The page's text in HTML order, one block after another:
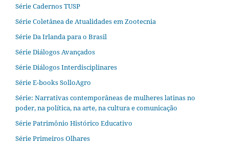
Série Cadernos TUSP
Série Coletânea de Atualidades em Zootecnia
Série Da Irlanda para o Brasil
Série Diálogos Avançados
Série Diálogos Interdisciplinares
Série E-books SolloAgro
Série: Narrativas contemporâneas de mulheres latinas no
poder, na política, na arte, na cultura e comunicação
Série Patrimônio Histórico Educativo
Série Primeiros Olhares